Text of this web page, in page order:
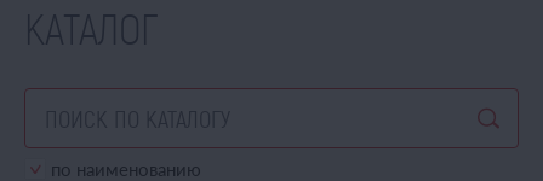
КАТАЛОГ
по наименованию